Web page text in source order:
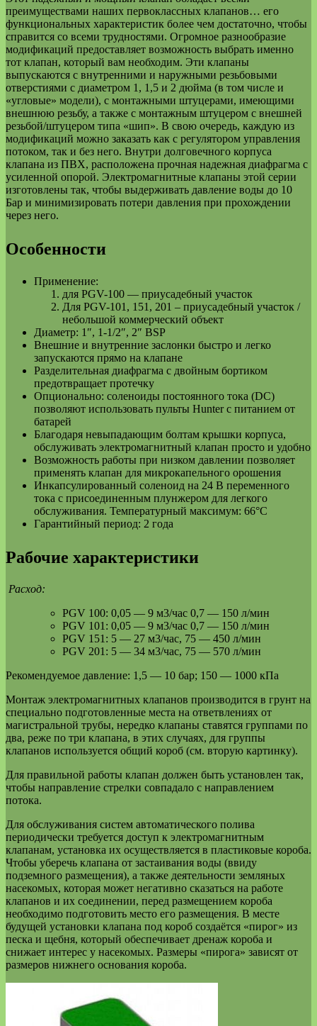
преимуществами наших первоклассных клапанов… его
функциональных характеристик более чем достаточно, чтобы
справится со всеми трудностями. Огромное разнообразие
модификаций предоставляет возможность выбрать именно
тот клапан, который вам необходим. Эти клапаны
выпускаются с внутренними и наружными резьбовыми
отверстиями с диаметром 1, 1,5 и 2 дюйма (в том числе и
«угловые» модели), с монтажными штуцерами, имеющими
внешнюю резьбу, а также с монтажным штуцером с внешней
резьбой/штуцером типа «шип». В свою очередь, каждую из
модификаций можно заказать как с регулятором управления
потоком, так и без него. Внутри долговечного корпуса
клапана из ПВХ, расположена прочная надежная диафрагма с
усиленной опорой. Электромагнитные клапаны этой серии
изготовлены так, чтобы выдерживать давление воды до 10
Бар и минимизировать потери давления при прохождении
через него.
Особенности
Применение:
для PGV-100 — приусадебный участок
Для PGV-101, 151, 201 – приусадебный участок /
небольшой коммерческий объект
Диаметр: 1″, 1-1/2″, 2″ BSP
Внешние и внутренние заслонки быстро и легко
запускаются прямо на клапане
Разделительная диафрагма с двойным бортиком
предотвращает протечку
Опционально: соленоиды постоянного тока (DC)
позволяют использовать пульты Hunter с питанием от
батарей
Благодаря невыпадающим болтам крышки корпуса,
обслуживать электромагнитный клапан просто и удобно
Возможность работы при низком давлении позволяет
применять клапан для микрокапельного орошения
Инкапсулированный соленоид на 24 В переменного
тока с присоединенным плунжером для легкого
обслуживания. Температурный максимум: 66°C
Гарантийный период: 2 года
Рабочие характеристики
Расход:
PGV 100: 0,05 — 9 м3/час 0,7 — 150 л/мин
PGV 101: 0,05 — 9 м3/час 0,7 — 150 л/мин
PGV 151: 5 — 27 м3/час, 75 — 450 л/мин
PGV 201: 5 — 34 м3/час, 75 — 570 л/мин
Рекомендуемое давление: 1,5 — 10 бар; 150 — 1000 кПа
Монтаж электромагнитных клапанов производится в грунт на
специально подготовленные места на ответвлениях от
магистральной трубы, нередко клапаны ставятся группами по
два, реже по три клапана, в этих случаях, для группы
клапанов используется общий короб (см. вторую картинку).
Для правильной работы клапан должен быть установлен так,
чтобы направление стрелки совпадало с направлением
потока.
Для обслуживания систем автоматического полива
периодически требуется доступ к электромагнитным
клапанам, установка их осуществляется в пластиковые короба.
Чтобы уберечь клапана от застаивания воды (ввиду
подземного размещения), а также деятельности земляных
насекомых, которая может негативно сказаться на работе
клапанов и их соединении, перед размещением короба
необходимо подготовить место его размещения. В месте
будущей установки клапана под короб создаётся «пирог» из
песка и щебня, который обеспечивает дренаж короба и
снижает интерес у насекомых. Размеры «пирога» зависят от
размеров нижнего основания короба.